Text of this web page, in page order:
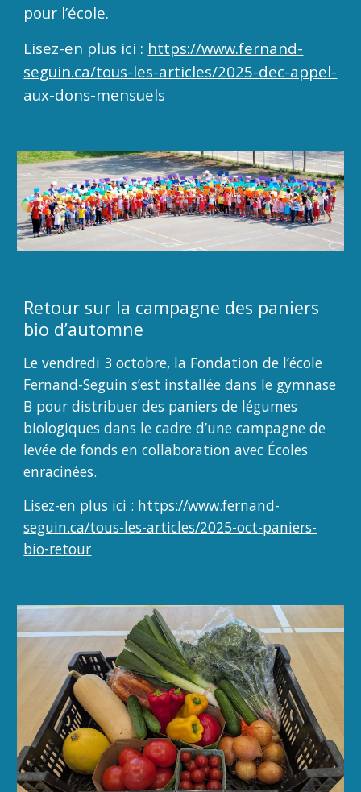
pour l’école.
Lisez-en plus ici : https://www.fernand-
seguin.ca/tous-les-articles/2025-dec-appel-
aux-dons-mensuels
Retour sur la campagne des paniers
bio d’automne
Le vendredi 3 octobre, la Fondation de l’école
Fernand-Seguin s’est installée dans le gymnase
B pour distribuer des paniers de légumes
biologiques dans le cadre d’une campagne de
levée de fonds en collaboration avec Écoles
enracinées.
Lisez-en plus ici : https://www.fernand-
seguin.ca/tous-les-articles/2025-oct-paniers-
bio-retour